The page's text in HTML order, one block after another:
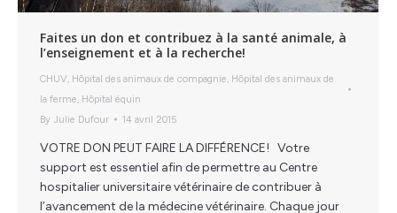
Faites un don et contribuez à la santé animale, à
l’enseignement et à la recherche!
CHUV, Hôpital des animaux de compagnie, Hôpital des animaux de
la ferme, Hôpital équin
By Julie Dufour 14 avril 2015
VOTRE DON PEUT FAIRE LA DIFFÉRENCE! Votre
support est essentiel afin de permettre au Centre
hospitalier universitaire vétérinaire de contribuer à
l’avancement de la médecine vétérinaire. Chaque jour